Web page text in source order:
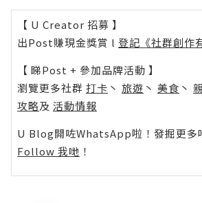
【 U Creator 招募 】
出Post賺現金獎賞 l 登記《社群創作
【 睇Post + 參加品牌活動 】
瀏覽更多社群 打卡 丶 旅遊 丶 美食 丶
攻略及 活動情報
U Blog開咗WhatsApp啦！發掘更多
Follow 我哋 ！